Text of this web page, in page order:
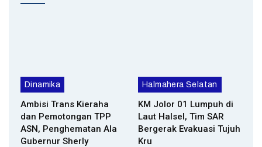
Dinamika
Ambisi Trans Kieraha
dan Pemotongan TPP
ASN, Penghematan Ala
Gubernur Sherly
Halmahera Selatan
KM Jolor 01 Lumpuh di
Laut Halsel, Tim SAR
Bergerak Evakuasi Tujuh
Kru